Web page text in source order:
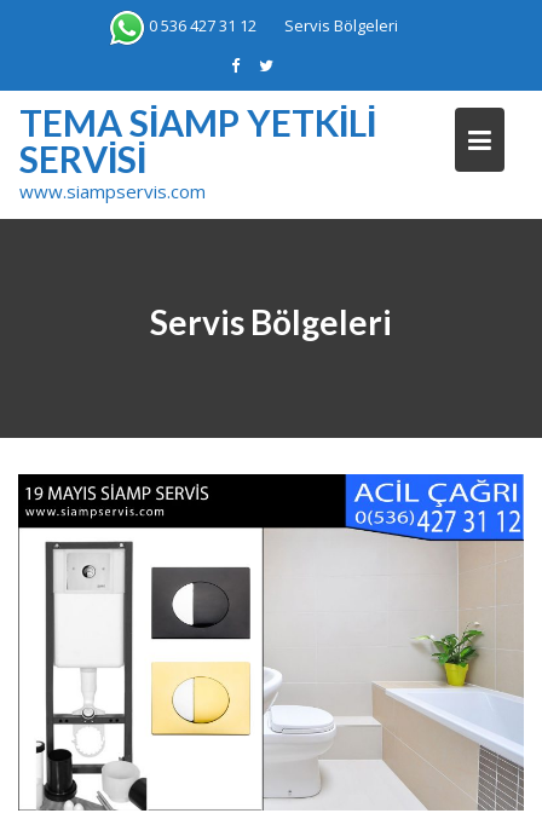
0 536 427 31 12 Servis Bölgeleri
TEMA SIAMP YETKILI
SERVISI
www.siampservis.com
Servis Bölgeleri